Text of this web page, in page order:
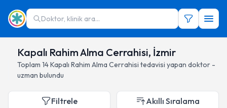
Doktor, klinik ara...
Kapalı Rahim Alma Cerrahisi, İzmir
Toplam 14Kapalı Rahim Alma Cerrahisi tedavisi yapan doktor -
uzman bulundu
Filtrele Akıllı Sıralama